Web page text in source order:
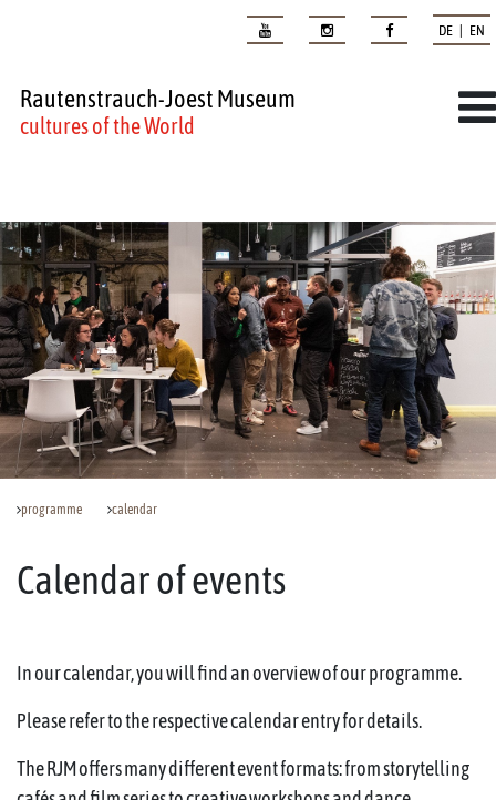
DE | EN
Rautenstrauch-Joest Museum
cultures of the World
programme calendar
Calendar of events
In our calendar, you will find an overview of our programme.
Please refer to the respective calendar entry for details.
The RJM offers many different event formats: from storytelling